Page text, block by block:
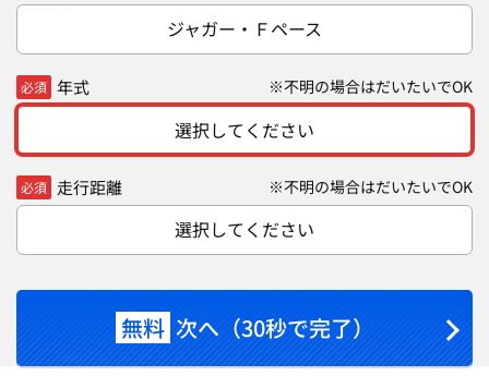
ジャガー・Ｆペース
必須 年式 ※不明の場合はだいたいでOK
選択してください
必須 走行距離 ※不明の場合はだいたいでOK
選択してください
無料 次へ（30秒で完了）